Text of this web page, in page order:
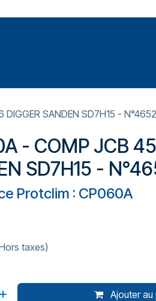
DIGGER SANDEN SD7H15 - N°4652
- COMP JCB
SD7H15 -
Protclim : CP060A
taxes)
Ajouter au